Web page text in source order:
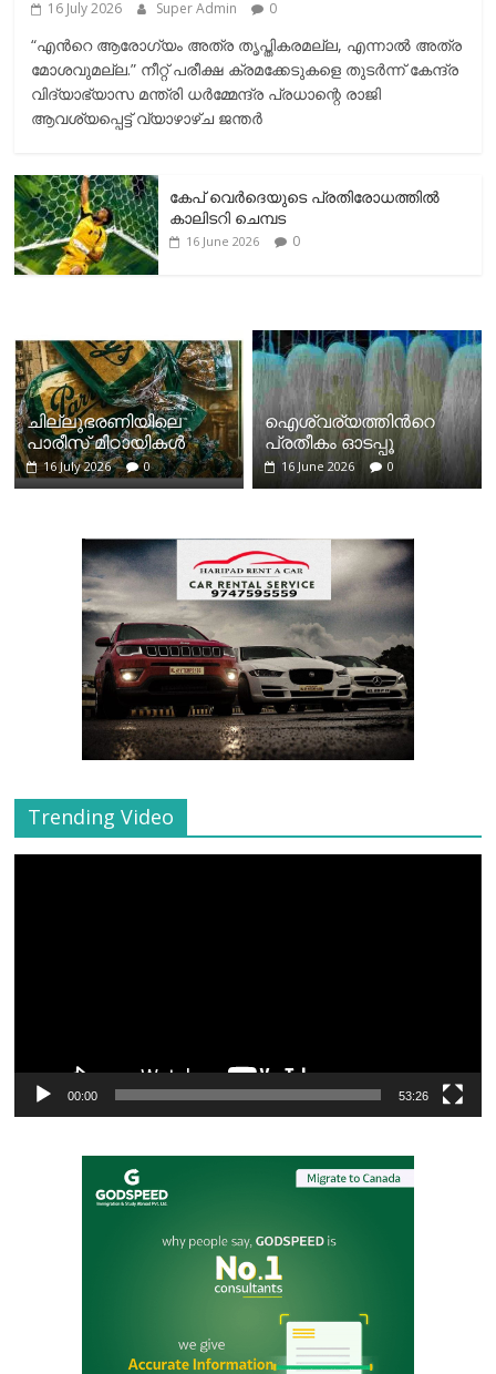
16 July 2026 Super Admin 0
“എന്‍റെ ആരോഗ്യം അത്ര തൃപ്തികരമല്ല, എന്നാൽ അത്ര
മോശവുമല്ല.” നീറ്റ് പരീക്ഷ ക്രമക്കേടുകളെ തുടർന്ന് കേന്ദ്ര
വിദ്യാഭ്യാസ മന്ത്രി ധർമ്മേന്ദ്ര പ്രധാന്റെ രാജി
ആവശ്യപ്പെട്ട് വ്യാഴാഴ്ച ജന്തർ
കേപ് വെര്‍ദെയുടെ പ്രതിരോധത്തില്‍
കാലിടറി ചെമ്പട
16 June 2026 0
ചില്ലുഭരണിയിലെ
പാരീസ് മിഠായികള്‍
16 July 2026 0
ഐശ്വര്യത്തിന്‍റെ
പ്രതീകം ഓടപ്പൂ
16 June 2026 0
Trending Video
00:00 53:26